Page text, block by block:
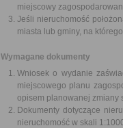
miejscowy
Jeśli nieruchomość
miasta lub gminy, na
Wymagane dokumenty
Wniosek o wydanie
miejscowego planu
opisem planowanej zmiany
Dokumenty dotyczące
nieruchomość w skali